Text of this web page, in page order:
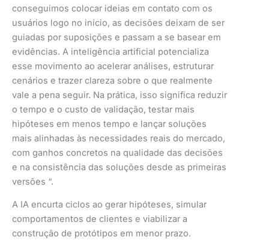
conseguimos colocar ideias em contato com os
usuários logo no início, as decisões deixam de ser
guiadas por suposições e passam a se basear em
evidências. A inteligência artificial potencializa
esse movimento ao acelerar análises, estruturar
cenários e trazer clareza sobre o que realmente
vale a pena seguir. Na prática, isso significa reduzir
o tempo e o custo de validação, testar mais
hipóteses em menos tempo e lançar soluções
mais alinhadas às necessidades reais do mercado,
com ganhos concretos na qualidade das decisões
e na consistência das soluções desde as primeiras
versões “.
A IA encurta ciclos ao gerar hipóteses, simular
comportamentos de clientes e viabilizar a
construção de protótipos em menor prazo.